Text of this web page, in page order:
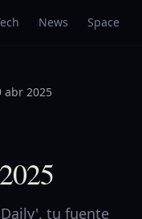
News Space
abr 2025
tu fuente